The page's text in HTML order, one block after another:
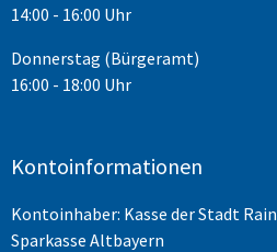
14:00 - 16:00 Uhr
Donnerstag (Bürgeramt)
16:00 - 18:00 Uhr
Kontoinformationen
Kontoinhaber: Kasse der Stadt Rain
Sparkasse Altbayern